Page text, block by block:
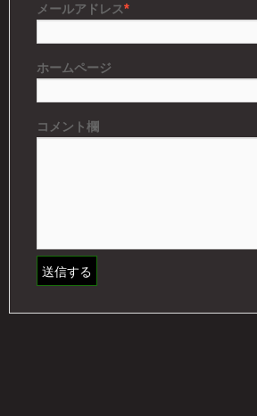
メールアドレス*
ホームページ
コメント欄